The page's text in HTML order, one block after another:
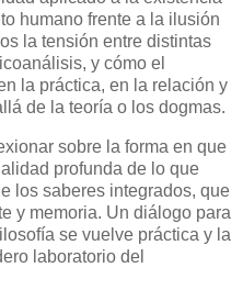
humano frente a la ilusión
la tensión entre distintas
y cómo el
la práctica, en la relación y
de la teoría o los dogmas.
sobre la forma en que
profunda de lo que
los saberes integrados, que
y memoria. Un diálogo para
se vuelve práctica y la
laboratorio del